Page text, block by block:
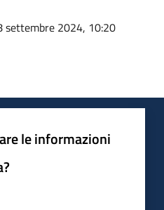
settembre 2024, 10:20
le informazioni